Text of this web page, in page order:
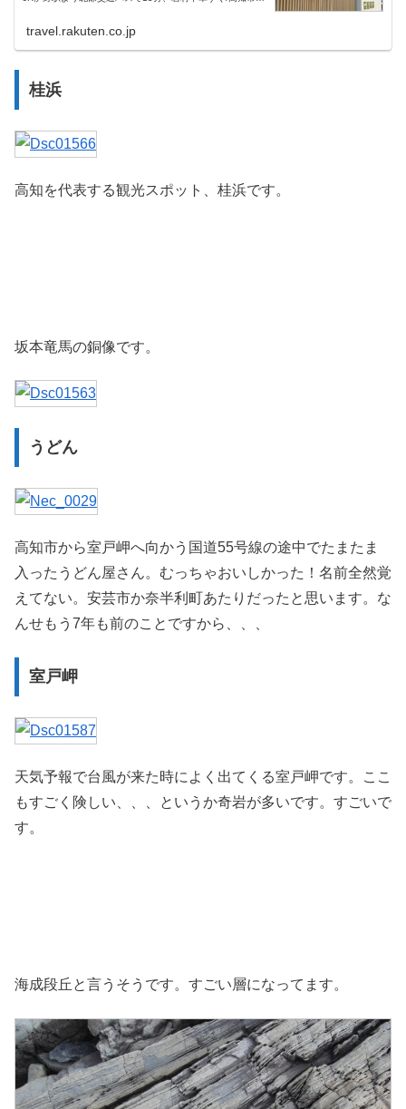
travel.rakuten.co.jp
桂浜
高知を代表する観光スポット、桂浜です。
坂本竜馬の銅像です。
うどん
高知市から室戸岬へ向かう国道55号線の途中でたまたま
入ったうどん屋さん。むっちゃおいしかった！名前全然覚
えてない。安芸市か奈半利町あたりだったと思います。な
んせもう7年も前のことですから、、、
室戸岬
天気予報で台風が来た時によく出てくる室戸岬です。ここ
もすごく険しい、、、というか奇岩が多いです。すごいで
す。
海成段丘と言うそうです。すごい層になってます。